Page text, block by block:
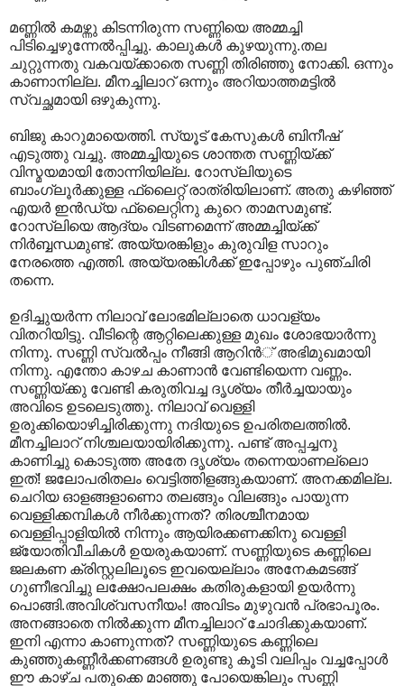
മണ്ണില്‍ കമഴ്ന്നു കിടന്നിരുന്ന സണ്ണിയെ അമ്മച്ചി
പിടിച്ചെഴുന്നേല്‍പ്പിച്ചു. കാലുകള്‍ കുഴയുന്നു.തല
ചുറ്റുന്നതു വകവയ്ക്കാതെ സണ്ണി തിരിഞ്ഞു നോക്കി. ഒന്നും
കാണാനില്ല. മീനച്ചിലാറ് ഒന്നും അറിയാത്തമട്ടില്‍
സ്വച്ഛമായി ഒഴുകുന്നു.
ബിജു കാറുമായെത്തി. സ്യൂട് കേസുകള്‍ ബിനീഷ്
എടുത്തു വച്ചു. അമ്മച്ചിയുടെ ശാന്തത സണ്ണിയ്ക്ക്
വിസ്മയമായി തോന്നിയില്ല. റോസ്‌ലിയുടെ
ബാംഗ്ലൂര്‍ക്കുള്ള ഫ്ലൈറ്റ് രാത്രിയിലാണ്. അതു കഴിഞ്ഞ്
എയര്‍ ഇന്‍ഡ്യ ഫ്ലൈറ്റിനു കുറെ താമസമുണ്ട്.
റോസ്‌ലിയെ ആദ്യം വിടണമെന്ന് അമ്മച്ചിയ്ക്ക്
നിര്‍ബ്ബന്ധമുണ്ട്. അയ്യരങ്കിളും കുരുവിള സാറും
നേരത്തെ എത്തി. അയ്യരങ്കിള്‍ക്ക് ഇപ്പോഴും പുഞ്ചിരി
തന്നെ.
ഉദിച്ചുയര്‍ന്ന നിലാവ് ലോഭമില്ലാതെ ധാവള്യം
വിതറിയിട്ടു. വീടിന്റെ ആറ്റിലെക്കുള്ള മുഖം ശോഭയാര്‍ന്നു
നിന്നു. സണ്ണി സ്വല്‍പ്പം നീങ്ങി ആറിന്‍് അഭിമുഖമായി
നിന്നു. എന്തോ കാഴച കാണാന്‍ വേണ്ടിയെന്ന വണ്ണം.
സണ്ണിയ്ക്കു വേണ്ടി കരുതിവച്ച ദൃശ്യം തീര്‍ച്ചയായും
അവിടെ ഉടലെടുത്തു. നിലാവ് വെള്ളി
ഉരുക്കിയൊഴിച്ചിരിക്കുന്നു നദിയുടെ ഉപരിതലത്തില്‍.
മീനച്ചിലാറ്‌ നിശ്ചലയായിരിക്കുന്നു. പണ്ട് അപ്പച്ചനു
കാണിച്ചു കൊടുത്ത അതേ ദൃശ്യം തന്നെയാണല്ലൊ
ഇത്! ജലോപരിതലം വെട്ടിത്തിളങ്ങുകയാണ്. അനക്കമില്ല.
ചെറിയ ഓളങ്ങളാണൊ തലങ്ങും വിലങ്ങും പായുന്ന
വെള്ളിക്കമ്പികള്‍ നീര്‍ക്കുന്നത്? തിരശ്ചീനമായ
വെള്ളിപ്പാളിയില്‍ നിന്നും ആയിരക്കണക്കിനു വെള്ളി
ജ്യോതിവീചികള്‍‍ ഉയരുകയാണ്. സണ്ണിയുടെ കണ്ണിലെ
ജലകണ ക്രിസ്റ്റലിലൂടെ ഇവയെല്ലാം അനേകമടങ്ങ്
ഗുണീഭവിച്ചു ലക്ഷോപലക്ഷം കതിരുകളായി ഉയര്‍ന്നു
പൊങ്ങി.അവിശ്വസനീയം! അവിടം മുഴുവന്‍ പ്രഭാപൂരം‍.
അനങ്ങാതെ നില്‍ക്കുന്ന മീനച്ചിലാറ് ചോദിക്കുകയാണ്.
ഇനി എന്നാ കാണുന്നത്? സണ്ണിയുടെ കണ്ണിലെ
കുഞ്ഞുകണ്ണീര്‍ക്കണങ്ങള്‍ ഉരുണ്ടു കൂടി വലിപ്പം വച്ചപ്പോള്‍
ഈ കാഴ്ച പതുക്കെ മാഞ്ഞു പോയെങ്കിലും സണ്ണി